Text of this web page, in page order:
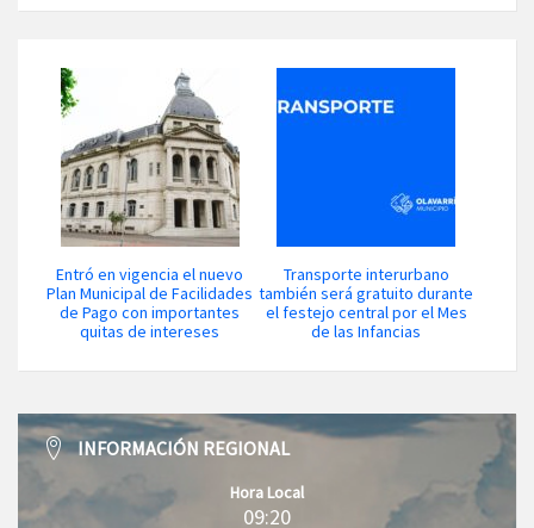
Entró en vigencia el nuevo
Plan Municipal de Facilidades
de Pago con importantes
quitas de intereses
Transporte interurbano
también será gratuito durante
el festejo central por el Mes
de las Infancias
INFORMACIÓN REGIONAL
Hora Local
09:20